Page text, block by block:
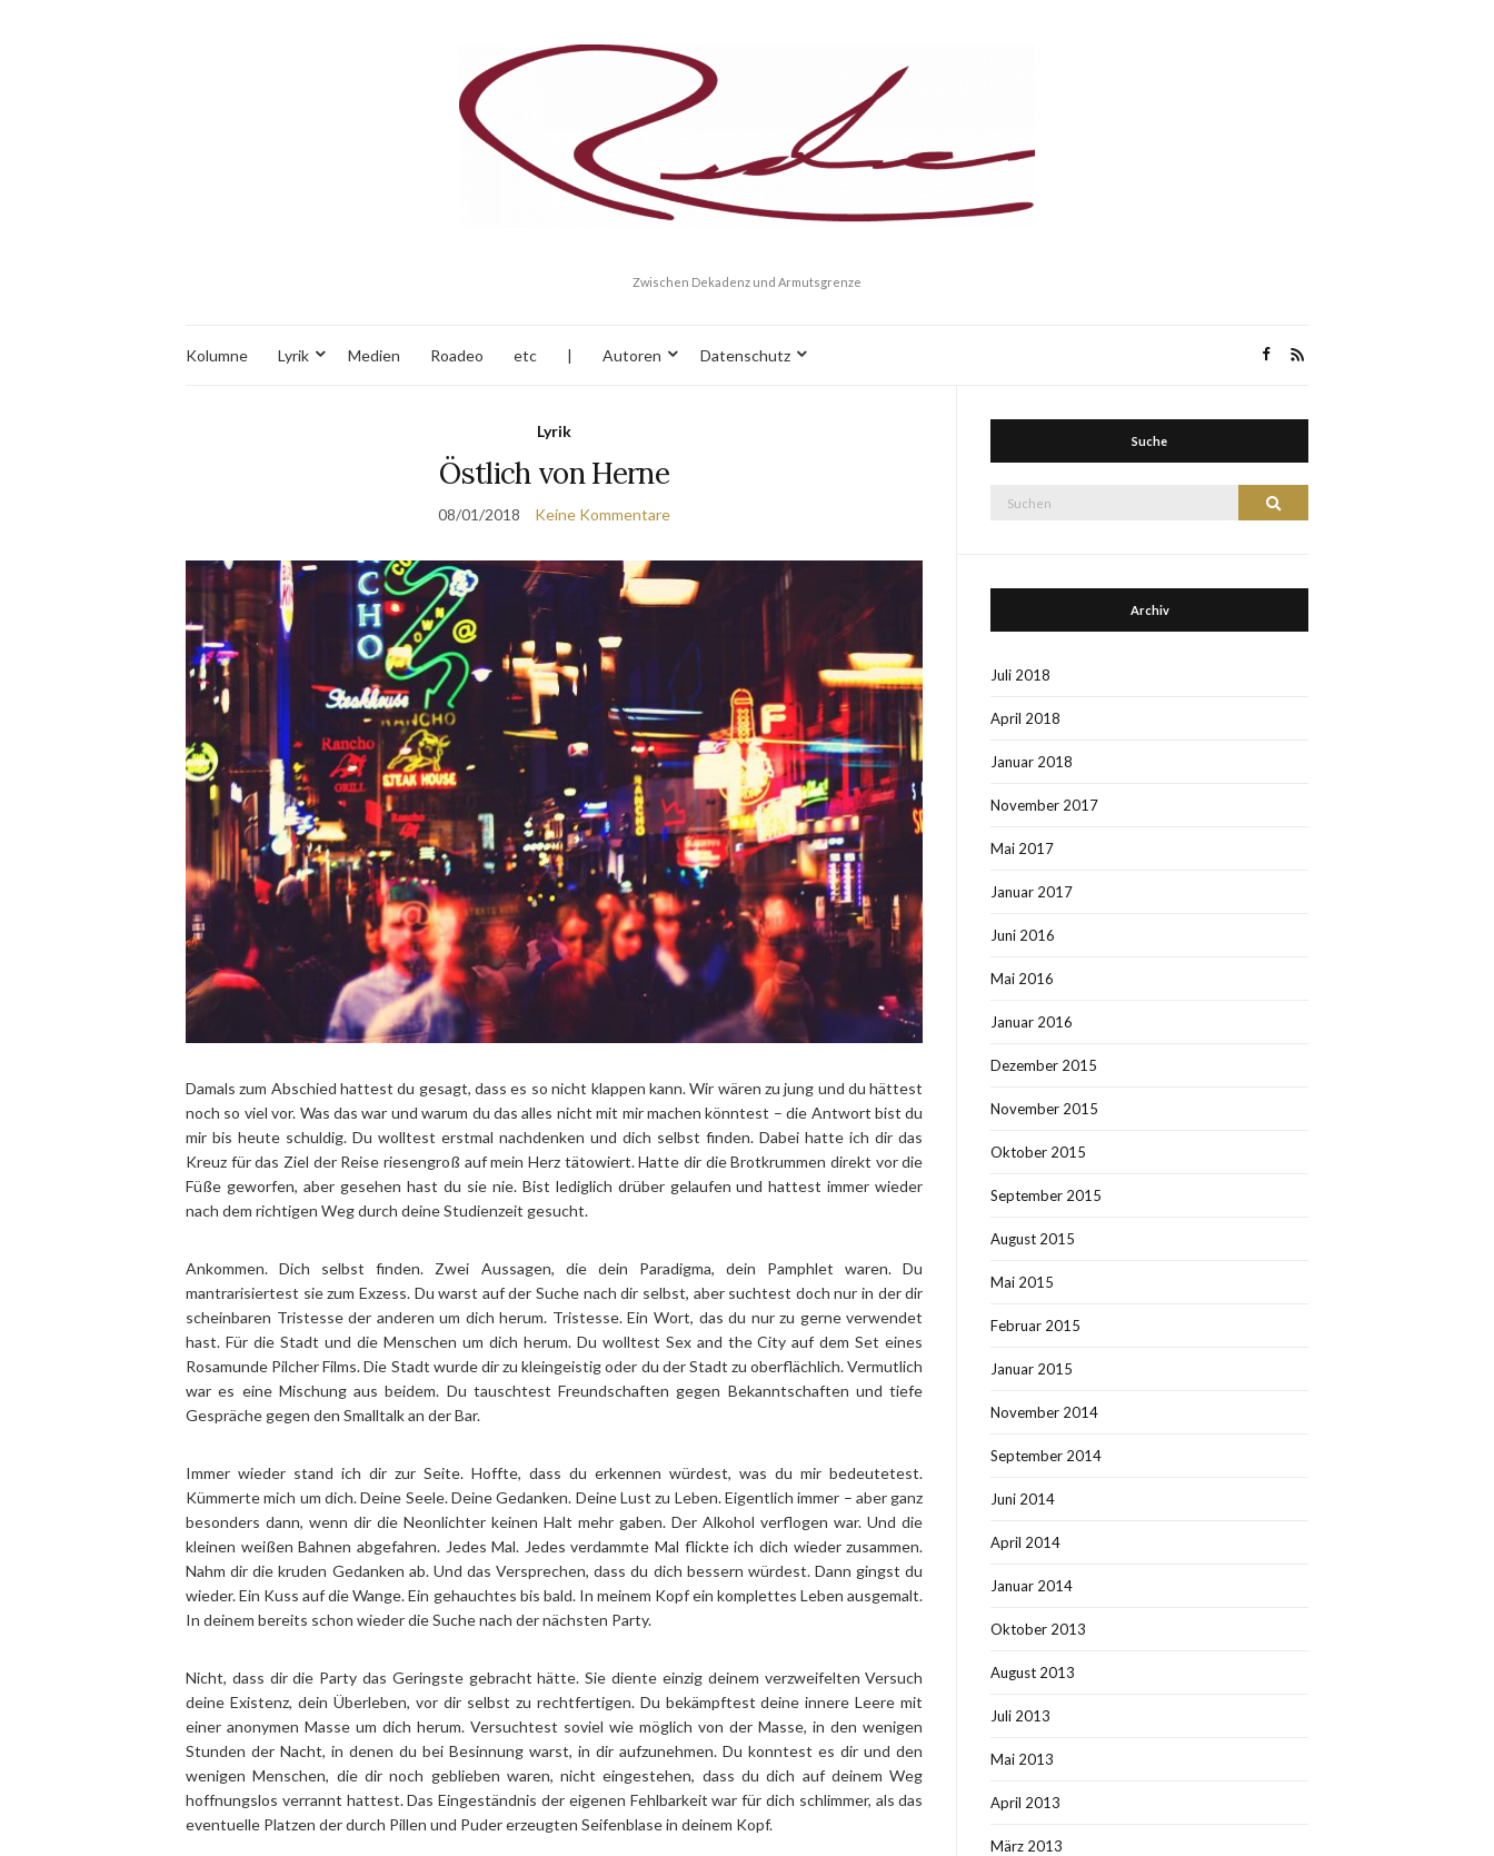
Zwischen Dekadenz und Armutsgrenze
Kolumne Lyrik Medien Roadeo etc | Autoren Datenschutz
Lyrik
Östlich von Herne
08/01/2018 Keine Kommentare
Damals zum Abschied hattest du gesagt, dass es so nicht klappen kann. Wir wären zu jung und du hättest
noch so viel vor. Was das war und warum du das alles nicht mit mir machen könntest – die Antwort bist du
mir bis heute schuldig. Du wolltest erstmal nachdenken und dich selbst finden. Dabei hatte ich dir das
Kreuz für das Ziel der Reise riesengroß auf mein Herz tätowiert. Hatte dir die Brotkrummen direkt vor die
Füße geworfen, aber gesehen hast du sie nie. Bist lediglich drüber gelaufen und hattest immer wieder
nach dem richtigen Weg durch deine Studienzeit gesucht.
Ankommen. Dich selbst finden. Zwei Aussagen, die dein Paradigma, dein Pamphlet waren. Du
mantrarisiertest sie zum Exzess. Du warst auf der Suche nach dir selbst, aber suchtest doch nur in der dir
scheinbaren Tristesse der anderen um dich herum. Tristesse. Ein Wort, das du nur zu gerne verwendet
hast. Für die Stadt und die Menschen um dich herum. Du wolltest Sex and the City auf dem Set eines
Rosamunde Pilcher Films. Die Stadt wurde dir zu kleingeistig oder du der Stadt zu oberflächlich. Vermutlich
war es eine Mischung aus beidem. Du tauschtest Freundschaften gegen Bekanntschaften und tiefe
Gespräche gegen den Smalltalk an der Bar.
Immer wieder stand ich dir zur Seite. Hoffte, dass du erkennen würdest, was du mir bedeutetest.
Kümmerte mich um dich. Deine Seele. Deine Gedanken. Deine Lust zu Leben. Eigentlich immer – aber ganz
besonders dann, wenn dir die Neonlichter keinen Halt mehr gaben. Der Alkohol verflogen war. Und die
kleinen weißen Bahnen abgefahren. Jedes Mal. Jedes verdammte Mal flickte ich dich wieder zusammen.
Nahm dir die kruden Gedanken ab. Und das Versprechen, dass du dich bessern würdest. Dann gingst du
wieder. Ein Kuss auf die Wange. Ein gehauchtes bis bald. In meinem Kopf ein komplettes Leben ausgemalt.
In deinem bereits schon wieder die Suche nach der nächsten Party.
Nicht, dass dir die Party das Geringste gebracht hätte. Sie diente einzig deinem verzweifelten Versuch
deine Existenz, dein Überleben, vor dir selbst zu rechtfertigen. Du bekämpftest deine innere Leere mit
einer anonymen Masse um dich herum. Versuchtest soviel wie möglich von der Masse, in den wenigen
Stunden der Nacht, in denen du bei Besinnung warst, in dir aufzunehmen. Du konntest es dir und den
wenigen Menschen, die dir noch geblieben waren, nicht eingestehen, dass du dich auf deinem Weg
hoffnungslos verrannt hattest. Das Eingeständnis der eigenen Fehlbarkeit war für dich schlimmer, als das
eventuelle Platzen der durch Pillen und Puder erzeugten Seifenblase in deinem Kopf.
Suche
Suchen
Archiv
Juli 2018
April 2018
Januar 2018
November 2017
Mai 2017
Januar 2017
Juni 2016
Mai 2016
Januar 2016
Dezember 2015
November 2015
Oktober 2015
September 2015
August 2015
Mai 2015
Februar 2015
Januar 2015
November 2014
September 2014
Juni 2014
April 2014
Januar 2014
Oktober 2013
August 2013
Juli 2013
Mai 2013
April 2013
März 2013